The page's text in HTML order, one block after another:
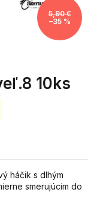
5,90 €
–35 %
10ks
háčik s dlhým
smerujúcim do